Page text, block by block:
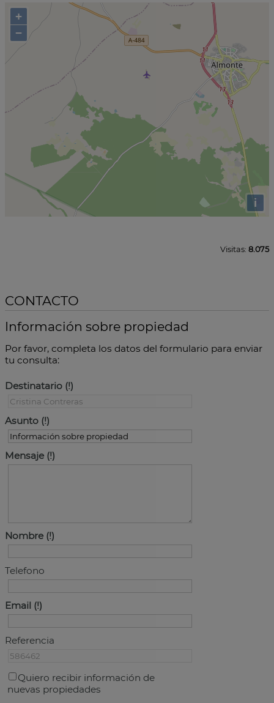
+
−
i
Visitas: 8.075
CONTACTO
Información sobre propiedad
Por favor, completa los datos del formulario para enviar
tu consulta:
Destinatario
Asunto
Mensaje
Nombre
Telefono
Email
Referencia
Quiero recibir información de
nuevas propiedades